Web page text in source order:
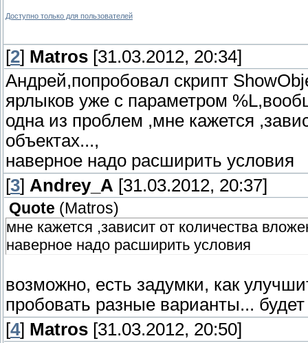
Доступно только для пользователей
[2] Matros [31.03.2012, 20:34]
Андрей,попробовал скрипт
ярлыков уже с параметром
одна из проблем ,мне кажется
объектах...,
наверное надо расширить условия
[3] Andrey_A [31.03.2012, 20:37]
Quote (Matros)
мне кажется ,зависит от количества
наверное надо расширить условия
возможно, есть задумки, как
пробовать разные варианты...
[4] Matros [31.03.2012, 20:50]